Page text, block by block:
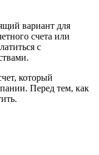
вариант для
счета или
с
который
Перед тем, как